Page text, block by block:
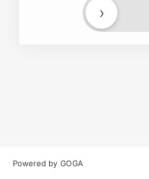
›
Powered by GOGA